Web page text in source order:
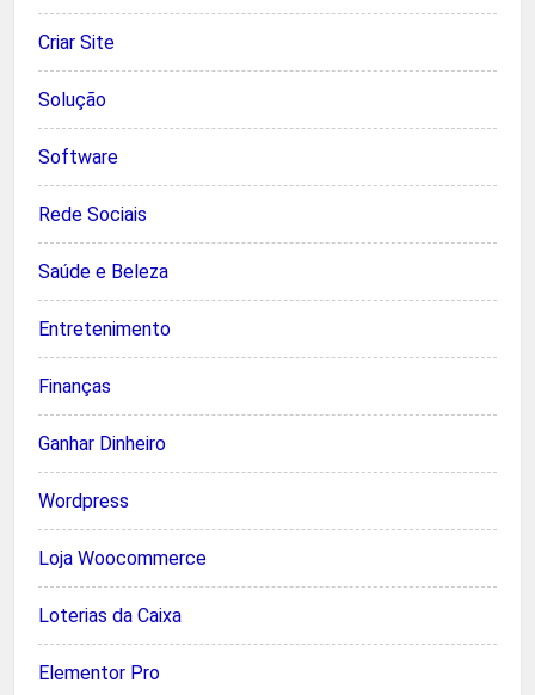
Criar Site
Solução
Software
Rede Sociais
Saúde e Beleza
Entretenimento
Finanças
Ganhar Dinheiro
Wordpress
Loja Woocommerce
Loterias da Caixa
Elementor Pro